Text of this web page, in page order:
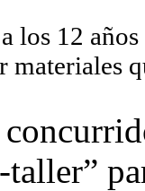
los 12
materiales
taller”